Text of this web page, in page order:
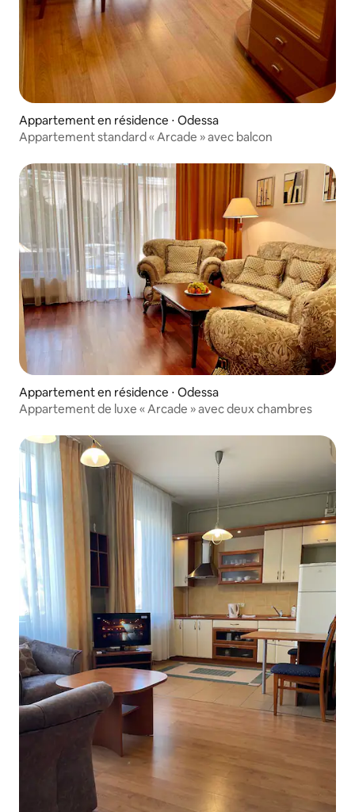
Appartement en résidence ⋅ Odessa
Appartement standard « Arcade » avec balcon
Appartement en résidence ⋅ Odessa
Appartement de luxe « Arcade » avec deux chambres